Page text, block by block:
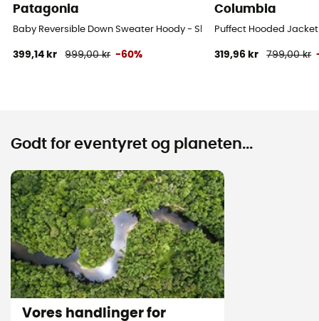
Patagonia
Baby Reversible Down Sweater Hoody - Skijakke - Børn
399,14 kr 999,00 kr -60%
Columbia
Puffect Hooded
319,96 kr 799,00 kr
Godt for eventyret og planeten...
Vores handlinger for